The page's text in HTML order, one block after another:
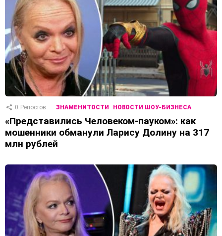
0 Репостов ЗНАМЕНИТОСТИ НОВОСТИ ШОУ-БИЗНЕСА
«Представились Человеком-пауком»: как
мошенники обманули Ларису Долину на 317
млн ​​рублей